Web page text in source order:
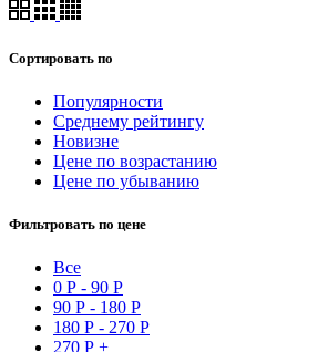
Сортировать по
Популярности
Среднему рейтингу
Новизне
Цене по возрастанию
Цене по убыванию
Фильтровать по цене
Все
0 Р - 90 Р
90 Р - 180 Р
180 Р - 270 Р
270 Р +